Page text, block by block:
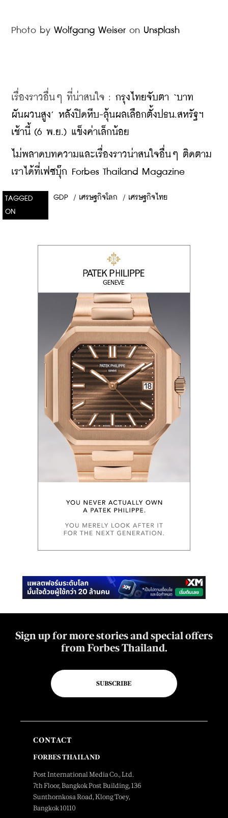
Photo by Wolfgang Weiser on Unsplash
เรื่องราวอื่นๆ ที่น่าสนใจ : กรุงไทยจับตา ‘บาท
ผันผวนสูง’ หลังปิดหีบ-ลุ้นผลเลือกตั้งปธน.สหรัฐฯ
เช้านี้ (6 พ.ย.) แข็งค่าเล็กน้อย
ไม่พลาดบทความและเรื่องราวน่าสนใจอื่นๆ ติดตาม
เราได้ที่เฟซบุ๊ก Forbes Thailand Magazine
TAGGED
ON
GDP / เศรษฐกิจโลก / เศรษฐกิจไทย
Sign up for more stories and special offers
from Forbes Thailand.
SUBSCRIBE
CONTACT
FORBES THAILAND
Post International Media Co., Ltd.
7th Floor, Bangkok Post Building, 136
Sunthornkosa Road, Klong Toey,
Bangkok 10110